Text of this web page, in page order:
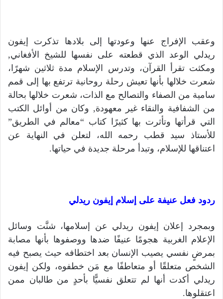
وعقب الإفراج عنها وعودتها إلى بلادها تذكرت إيفون
ريدلي الوعد الذي قطعته على نفسها للشيخ الأفغاني,
ومكثت تقرأ القرآن، وتدرس الإسلام مدة ثلاثين شهرًا،
شعرت خلالها بأنها تعيش رحلة روحانية ترتفع بها إلى قمم
سامية من الصفاء والتصالح مع الذات، شعرت خلالها بحالة
من الشفافية والنقاء غير معهودة, وكان من أوائل الكتب
التي قرأتها وتأثرت بها كثيرًا كتاب “معالم في الطريق”
للأستاذ سيد قطب رحمه الله، لتعلن في النهاية عن
اعتناقها للإسلام، وتبدأ مرحلة جديدة في حياتها.
ردود فعل عنيفة على إسلام إيفون ريدلي
وبمجرد إعلان إيفون ريدلي عن إسلامها، شنَّت وسائل
الإعلام الغربية هجومًا عنيفًا ضدها ووصفوها بأنها مصابة
بمرضٍ نفسي يصيب الإنسان بعد اختطافه حيث يصبح فيه
الشخص متعلقًا أو متعاطفًا مع مَن خطفوه، ولكن إيفون
ريدلي أكدت أنها لم تتعلق نفسيًّا بأحدٍ من طالبان ممن
اعتقلوها.